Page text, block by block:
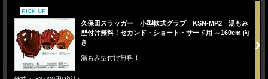
PICK UP
久保田スラッガー 小型軟式グラブ KSN-MP2 湯もみ
型付け無料！セカンド・ショート・サード用 ～160cm 向
き
湯もみ型付け無料！